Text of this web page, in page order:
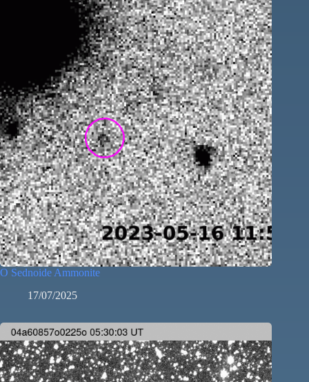
O Sednoide Ammonite
17/07/2025